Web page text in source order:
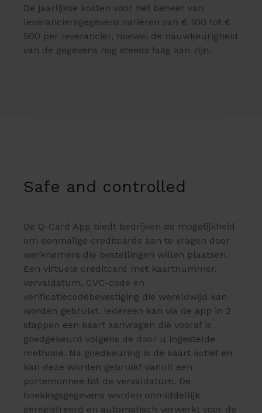
De jaarlijkse kosten voor het beheer van
leveranciersgegevens variëren van € 100 tot €
500 per leverancier, hoewel de nauwkeurigheid
van de gegevens nog steeds laag kan zijn.
Safe and controlled
De Q-Card App biedt bedrijven de mogelijkheid
om eenmalige creditcards aan te vragen door
werknemers die bestellingen willen plaatsen.
Een virtuele creditcard met kaartnummer,
vervaldatum, CVC-code en
verificatiecodebevestiging die wereldwijd kan
worden gebruikt. Iedereen kan via de app in 2
stappen een kaart aanvragen die vooraf is
goedgekeurd volgens de door u ingestelde
methode. Na goedkeuring is de kaart actief en
kan deze worden gebruikt vanuit een
portemonnee tot de vervaldatum. De
boekingsgegevens worden onmiddellijk
geregistreerd en automatisch verwerkt voor de